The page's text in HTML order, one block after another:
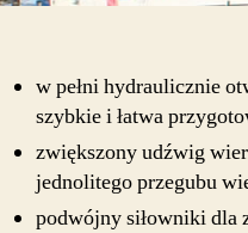
w pełni hydraulicznie
szybkie i łatwa
zwiększony udźwig
jednolitego przegubu
podwójny siłowniki dla